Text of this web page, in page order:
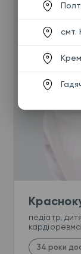
педіатр,
34 роки
смт.